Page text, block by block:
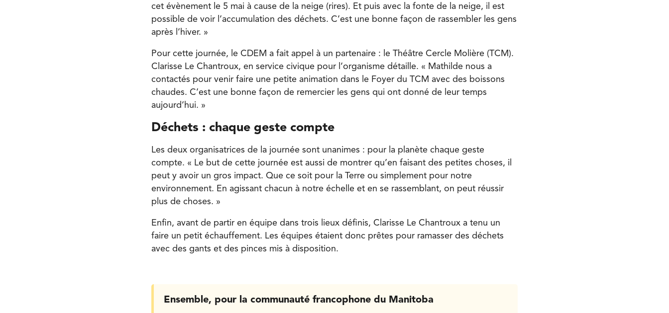
cet évènement le 5 mai à cause de la neige (rires). Et puis avec la fonte de la neige, il est
possible de voir l’accumulation des déchets. C’est une bonne façon de rassembler les gens
après l’hiver. »
Pour cette journée, le CDEM a fait appel à un partenaire : le Théâtre Cercle Molière (TCM).
Clarisse Le Chantroux, en service civique pour l’organisme détaille. « Mathilde nous a
contactés pour venir faire une petite animation dans le Foyer du TCM avec des boissons
chaudes. C’est une bonne façon de remercier les gens qui ont donné de leur temps
aujourd’hui. »
Déchets : chaque geste compte
Les deux organisatrices de la journée sont unanimes : pour la planète chaque geste
compte. « Le but de cette journée est aussi de montrer qu’en faisant des petites choses, il
peut y avoir un gros impact. Que ce soit pour la Terre ou simplement pour notre
environnement. En agissant chacun à notre échelle et en se rassemblant, on peut réussir
plus de choses. »
Enfin, avant de partir en équipe dans trois lieux définis, Clarisse Le Chantroux a tenu un
faire un petit échauffement. Les équipes étaient donc prêtes pour ramasser des déchets
avec des gants et des pinces mis à disposition.
Ensemble, pour la communauté francophone du Manitoba